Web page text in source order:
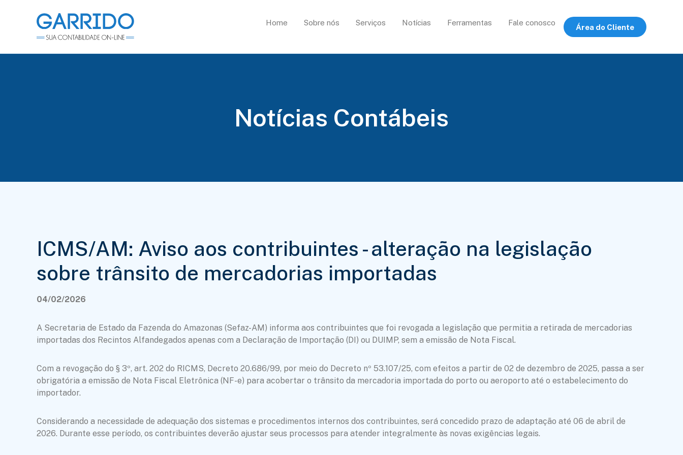
Home Sobre nós Serviços Notícias Ferramentas Fale conosco
Área do Cliente
Notícias Contábeis
ICMS/AM: Aviso aos contribuintes - alteração na legislação
sobre trânsito de mercadorias importadas
04/02/2026
A Secretaria de Estado da Fazenda do Amazonas (Sefaz-AM) informa aos contribuintes que foi revogada a legislação que permitia a retirada de mercadorias
importadas dos Recintos Alfandegados apenas com a Declaração de Importação (DI) ou DUIMP, sem a emissão de Nota Fiscal.
Com a revogação do § 3º, art. 202 do RICMS, Decreto 20.686/99, por meio do Decreto nº 53.107/25, com efeitos a partir de 02 de dezembro de 2025, passa a ser
obrigatória a emissão de Nota Fiscal Eletrônica (NF-e) para acobertar o trânsito da mercadoria importada do porto ou aeroporto até o estabelecimento do
importador.
Considerando a necessidade de adequação dos sistemas e procedimentos internos dos contribuintes, será concedido prazo de adaptação até 06 de abril de
2026. Durante esse período, os contribuintes deverão ajustar seus processos para atender integralmente às novas exigências legais.